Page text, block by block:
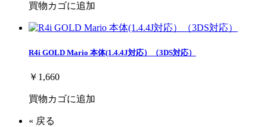
買物カゴに追加
R4i GOLD Mario 本体(1.4.4J対応）（3DS対応）
￥1,660
買物カゴに追加
« 戻る